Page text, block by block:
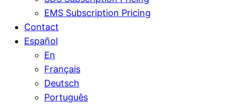
EMS Subscription Pricing
Contact
Español
En
Français
Deutsch
Português